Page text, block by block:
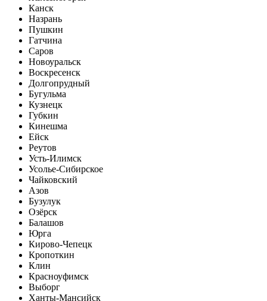
Канск
Назрань
Пушкин
Гатчина
Саров
Новоуральск
Воскресенск
Долгопрудный
Бугульма
Кузнецк
Губкин
Кинешма
Ейск
Реутов
Усть-Илимск
Усолье-Сибирское
Чайковский
Азов
Бузулук
Озёрск
Балашов
Юрга
Кирово-Чепецк
Кропоткин
Клин
Красноуфимск
Выборг
Ханты-Мансийск